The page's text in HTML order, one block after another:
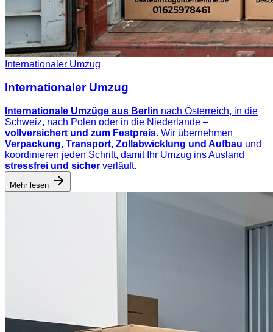
Internationaler Umzug
Internationaler Umzug
Internationale Umzüge aus Berlin nach Österreich, in die
Schweiz, nach Polen oder in die Niederlande –
vollversichert und zum Festpreis. Wir übernehmen
Verpackung, Transport, Zollabwicklung und Aufbau und
koordinieren jeden Schritt, damit Ihr Umzug ins Ausland
stressfrei und sicher verläuft.
Mehr lesen